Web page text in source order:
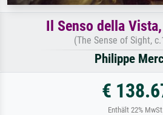
Il Senso della
(The Sense of Sight,
Philippe
€
Enthält 22% MwSt.